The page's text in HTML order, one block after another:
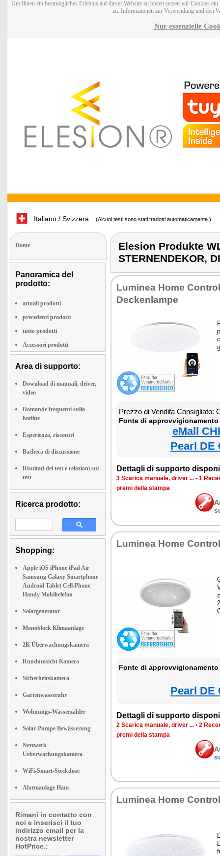
Um Ihnen ein bestmögliches Erlebnis auf dieser Website zu bieten setzen wir Cookies
zu. Informationen zur Verwendung und den
Nur essenzielle
Italiano / Svizzera (Alcuni testi sono stati tradotti automaticamente.)
Home
Panoramica del
prodotto:
attuali prodotti
precedenti prodotti
tutto prodotti
Accessori prodotti
Area di supporto:
Download di manuali, driver,
video
Domande frequenti sulla
hotline
Esperienza, riscontri
Bacheca di discussione
Risultati dei test e relazioni sui
test
Ricerca prodotto:
Shopping:
Apple iOS iPhone iPad Air
Samsung Galaxy Smartphone
Android Tablet Cell-Phone
Handy Mobiltelefon
Solargenerator
Monoblock Klimaanlage
2K Überwachungskamera
Rundumsicht Kamera
Sicherheitskamera
Gartenwasseruhr
Wohnungs-Wasserzähler
Solar-Pumpe Bewässerung
Netzwerk-
Ueberwachungskamera
WiFi-Smart-Steckdose
Alarmanlage Haus
Rimani in contatto con
noi e inserisci il tuo
indirizzo email per la
nostra newsletter
HotPrice.:
Elesion Produkte
STERNENDEKOR,
Luminea Home
Deckenlampe
Prezzo di Vendita Consigliato:
Fonte di
eMall
Pearl DE
Dettagli di supporto
3 Scarica manuale, driver ... • 1
premi della stampa
Luminea Home Control
Fonte di
Pearl DE
Dettagli di supporto
2 Scarica manuale, driver ... • 2
premi della stampa
Luminea Home Control